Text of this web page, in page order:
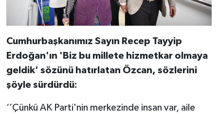
Cumhurbaşkanımız Sayın Recep Tayyip
Erdoğan'ın 'Biz bu millete hizmetkar olmaya
geldik' sözünü hatırlatan Özcan, sözlerini
şöyle sürdürdü:
‘’Çünkü AK Parti'nin merkezinde insan var, aile